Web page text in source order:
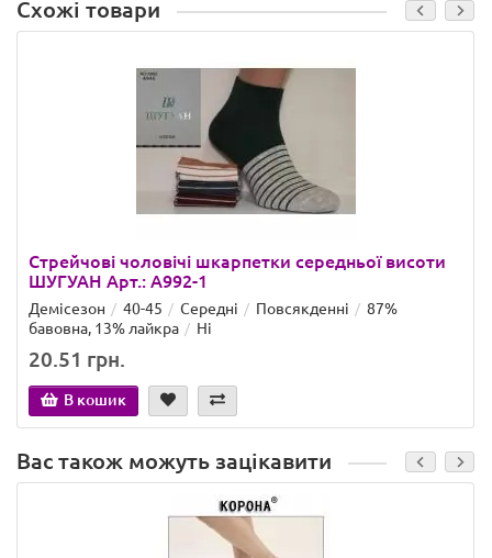
Схожі товари
Стрейчові чоловічі шкарпетки середньої висоти
ШУГУАН Арт.: A992-1
Демісезон 40-45 Середні Повсякденні
87%
бавовна, 13% лайкра
Ні
20.51 грн.
В кошик
Вас також можуть зацікавити